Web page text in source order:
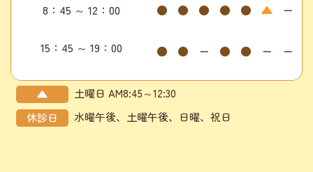
8：45 ～ 12：00 ● ● ● ● ● ▲ ー
15：45 ～ 19：00 ● ● ー ● ● ー ー
▲
土曜日 AM8:45～12:30
休診日
水曜午後、土曜午後、日曜、祝日